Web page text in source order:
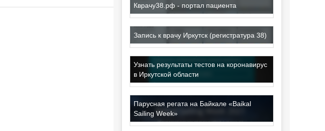
Кврачу38.рф - портал пациента
Запись к врачу Иркутск (регистратура 38)
Узнать результаты тестов на коронавирус
в Иркутской области
Парусная регата на Байкале «Baikal
Sailing Week»